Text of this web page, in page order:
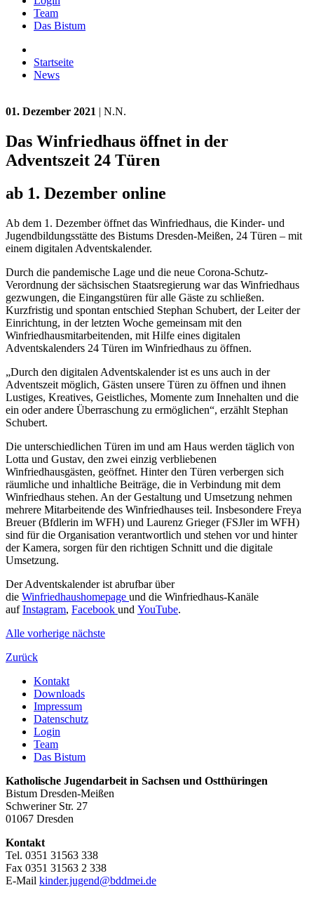
Team
Das Bistum
Startseite
News
01. Dezember 2021 | N.N.
Das Winfriedhaus öffnet in der
Adventszeit 24 Türen
ab 1. Dezember online
Ab dem 1. Dezember öffnet das Winfriedhaus, die Kinder- und
Jugendbildungsstätte des Bistums Dresden-Meißen, 24 Türen – mit
einem digitalen Adventskalender.
Durch die pandemische Lage und die neue Corona-Schutz-
Verordnung der sächsischen Staatsregierung war das Winfriedhaus
gezwungen, die Eingangstüren für alle Gäste zu schließen.
Kurzfristig und spontan entschied Stephan Schubert, der Leiter der
Einrichtung, in der letzten Woche gemeinsam mit den
Winfriedhausmitarbeitenden, mit Hilfe eines digitalen
Adventskalenders 24 Türen im Winfriedhaus zu öffnen.
„Durch den digitalen Adventskalender ist es uns auch in der
Adventszeit möglich, Gästen unsere Türen zu öffnen und ihnen
Lustiges, Kreatives, Geistliches, Momente zum Innehalten und die
ein oder andere Überraschung zu ermöglichen“, erzählt Stephan
Schubert.
Die unterschiedlichen Türen im und am Haus werden täglich von
Lotta und Gustav, den zwei einzig verbliebenen
Winfriedhausgästen, geöffnet. Hinter den Türen verbergen sich
räumliche und inhaltliche Beiträge, die in Verbindung mit dem
Winfriedhaus stehen. An der Gestaltung und Umsetzung nehmen
mehrere Mitarbeitende des Winfriedhauses teil. Insbesondere Freya
Breuer (Bfdlerin im WFH) und Laurenz Grieger (FSJler im WFH)
sind für die Organisation verantwortlich und stehen vor und hinter
der Kamera, sorgen für den richtigen Schnitt und die digitale
Umsetzung.
Der Adventskalender ist abrufbar über
die Winfriedhaushomepage und die Winfriedhaus-Kanäle
aufInstagram, Facebook und YouTube.
Alle vorherige nächste
Zurück
Kontakt
Downloads
Impressum
Datenschutz
Login
Team
Das Bistum
Katholische Jugendarbeit in Sachsen und Ostthüringen
Bistum Dresden-Meißen
Schweriner Str. 27
01067 Dresden
Kontakt
Tel. 0351 31563 338
Fax 0351 31563 2 338
E-Mail kinder.jugend@bddmei.de